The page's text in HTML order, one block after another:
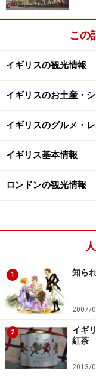
この
イギリスの観光情報
イギリスのお土産・
イギリスのグルメ・
イギリス基本情報
ロンドンの観光情報
1 知ら
2007/
2
イギ
紅茶
2013/